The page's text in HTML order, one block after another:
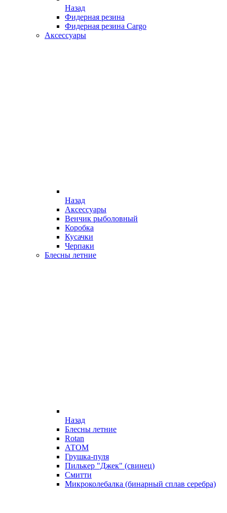
Назад
Фидерная резина
Фидерная резина Cargo
Аксессуары
Назад
Аксессуары
Венчик рыболовный
Коробка
Кусачки
Черпаки
Блесны летние
Назад
Блесны летние
Rotan
АТОМ
Грушка-пуля
Пилькер "Джек" (свинец)
Смитти
Микроколебалка (бинарный сплав серебра)